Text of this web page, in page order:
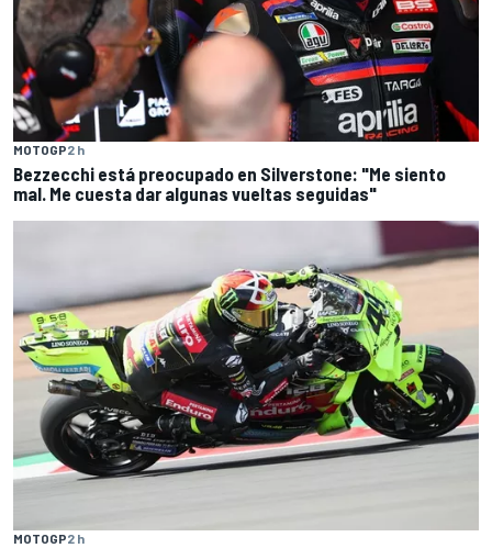
MOTOGP2 h
Bezzecchi está preocupado en Silverstone: "Me siento
mal. Me cuesta dar algunas vueltas seguidas"
MOTOGP2 h